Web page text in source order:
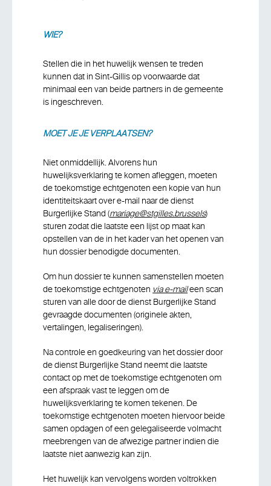
WIE?
Stellen die in het huwelijk wensen te treden
kunnen dat in Sint-Gillis op voorwaarde dat
minimaal een van beide partners in de gemeente
is ingeschreven.
MOET JE JE VERPLAATSEN?
Niet onmiddellijk. Alvorens hun
huwelijksverklaring te komen afleggen, moeten
de toekomstige echtgenoten een kopie van hun
identiteitskaart over e-mail naar de dienst
Burgerlijke Stand (mariage@stgilles.brussels)
sturen zodat die laatste een lijst op maat kan
opstellen van de in het kader van het openen van
hun dossier benodigde documenten.
Om hun dossier te kunnen samenstellen moeten
de toekomstige echtgenoten via e-maileen scan
sturen van alle door de dienst Burgerlijke Stand
gevraagde documenten (originele akten,
vertalingen, legaliseringen).
Na controle en goedkeuring van het dossier door
de dienst Burgerlijke Stand neemt die laatste
contact op met de toekomstige echtgenoten om
een afspraak vast te leggen om de
huwelijksverklaring te komen tekenen. De
toekomstige echtgenoten moeten hiervoor beide
samen opdagen of een gelegaliseerde volmacht
meebrengen van de afwezige partner indien die
laatste niet aanwezig kan zijn.
Het huwelijk kan vervolgens worden voltrokken